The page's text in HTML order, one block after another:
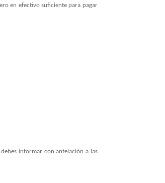
en efectivo suficiente para pagar
informar con antelación a las